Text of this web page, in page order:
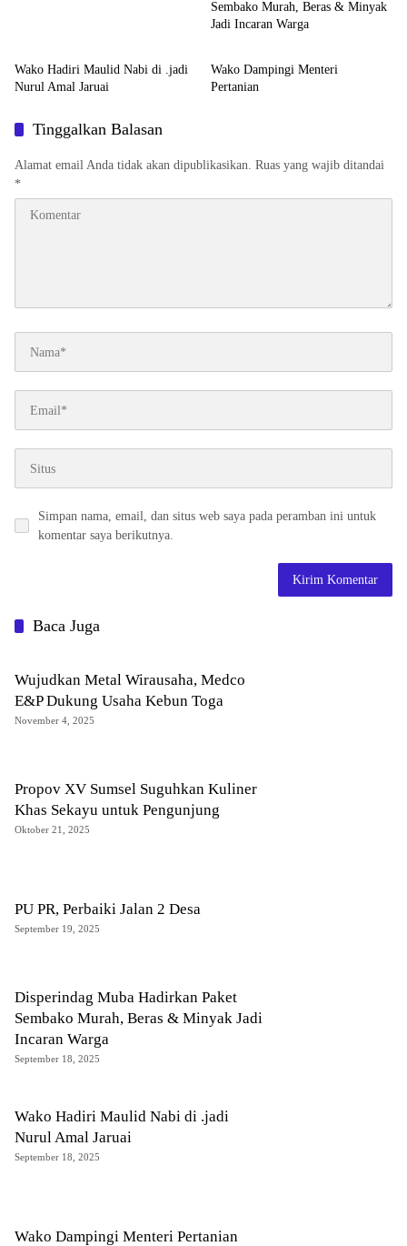
Sembako Murah, Beras & Minyak
Jadi Incaran Warga
Wako Hadiri Maulid Nabi di .jadi
Nurul Amal Jaruai
Musi Banyuasin
Wako Dampingi Menteri
Pertanian
Tinggalkan Balasan
Alamat email Anda tidak akan dipublikasikan. Ruas yang wajib ditandai
*
Simpan nama, email, dan situs web saya pada peramban ini untuk
komentar saya berikutnya.
Baca Juga
Wujudkan Metal Wirausaha, Medco
E&P Dukung Usaha Kebun Toga
November 4, 2025
Propov XV Sumsel Suguhkan Kuliner
Khas Sekayu untuk Pengunjung
Oktober 21, 2025
PU PR, Perbaiki Jalan 2 Desa
September 19, 2025
Disperindag Muba Hadirkan Paket
Sembako Murah, Beras & Minyak Jadi
Incaran Warga
September 18, 2025
Wako Hadiri Maulid Nabi di .jadi
Nurul Amal Jaruai
September 18, 2025
Wako Dampingi Menteri Pertanian